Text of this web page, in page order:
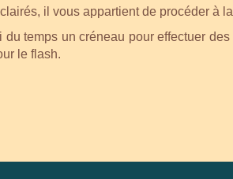
il vous appartient de procéder à
du temps un créneau pour effectuer
le flash.